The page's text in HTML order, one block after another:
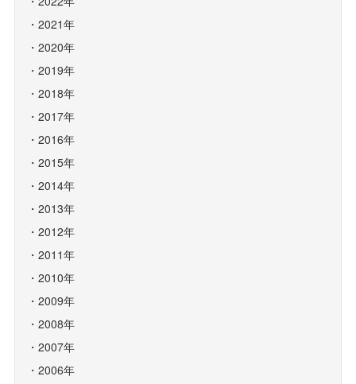
2021年
2020年
2019年
2018年
2017年
2016年
2015年
2014年
2013年
2012年
2011年
2010年
2009年
2008年
2007年
2006年